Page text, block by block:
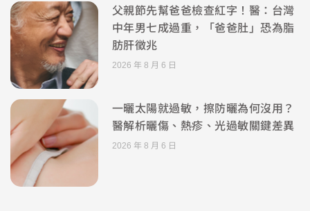
父親節先幫爸爸檢查紅字！醫：台灣
中年男七成過重，「爸爸肚」恐為脂
肪肝徵兆
2026 年 8 月 6 日
一曬太陽就過敏，擦防曬為何沒用？
醫解析曬傷、熱疹、光過敏關鍵差異
2026 年 8 月 6 日